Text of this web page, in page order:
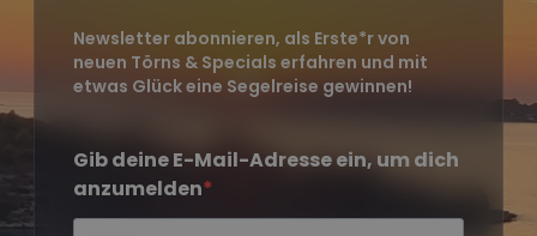
Newsletter abonnieren, als Erste*r von
neuen Törns & Specials erfahren und mit
etwas Glück eine Segelreise gewinnen!
Gib deine E-Mail-Adresse ein, um dich
anzumelden